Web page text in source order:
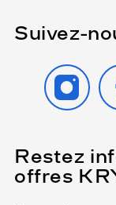
Suivez-
Restez
offres
Name
(Ce
champ
est
obligatoire)